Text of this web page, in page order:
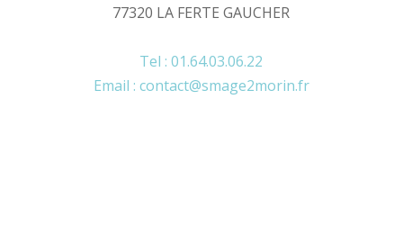
77320 LA FERTE GAUCHER
Tel : 01.64.03.06.22
Email : contact@smage2morin.fr